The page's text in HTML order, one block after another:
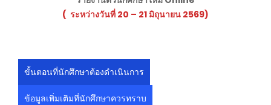
( ระหว่างวันที่ 20 – 21 มิถุนายน 2569)
ขั้นตอนที่นักศึกษาต้องดำเนินการ
ข้อมูลเพิ่มเติมที่นักศึกษาควรทราบ